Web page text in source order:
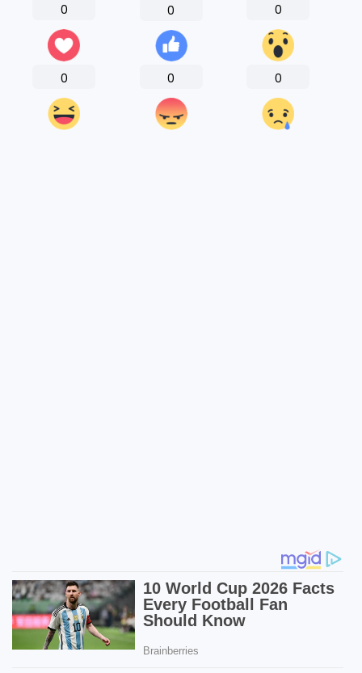
0 0 0
0 0 0